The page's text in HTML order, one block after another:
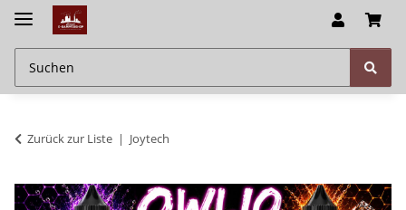
Zurück zur Liste Joytech